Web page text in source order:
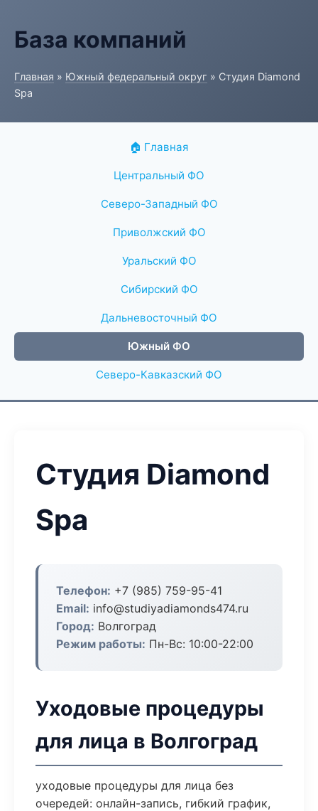
База компаний
Главная » Южный федеральный округ » Студия Diamond
Spa
🏠 Главная
Центральный ФО
Северо-Западный ФО
Приволжский ФО
Уральский ФО
Сибирский ФО
Дальневосточный ФО
Южный ФО
Северо-Кавказский ФО
Студия Diamond
Spa
Телефон: +7 (985) 759-95-41
Email: info@studiyadiamonds474.ru
Город: Волгоград
Режим работы: Пн-Вс: 10:00-22:00
Уходовые процедуры
для лица в Волгоград
уходовые процедуры для лица без
очередей: онлайн-запись, гибкий график,